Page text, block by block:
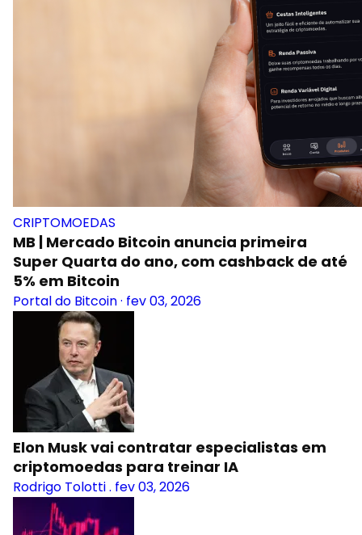
CRIPTOMOEDAS
MB | Mercado Bitcoin anuncia primeira
Super Quarta do ano, com cashback de até
5% em Bitcoin
Portal do Bitcoin· fev 03, 2026
Elon Musk vai contratar especialistas em
criptomoedas para treinar IA
Rodrigo Tolotti. fev 03, 2026